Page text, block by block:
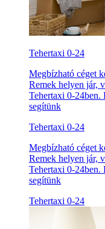
Tehertaxi 0-24
Megbízható céget
Remek helyen jár,
Tehertaxi 0-
segítünk
Tehertaxi 0-24
Megbízható céget
Remek helyen jár,
Tehertaxi 0-
segítünk
Tehertaxi 0-24